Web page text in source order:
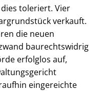
toleriert. Vier
verkauft.
die neuen
baurechtswidrig
erfolglos auf,
eingereichte